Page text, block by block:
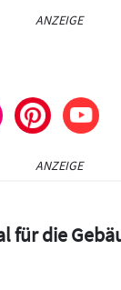
ANZEIGE
ANZEIGE
für die